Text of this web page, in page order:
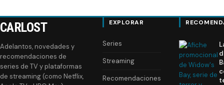
CARLOST
Adelantos, novedades y
recomendaciones de
series de TV y plataformas
de streaming (como Netflix,
EXPLORAR
Series
Streaming
Recomendaciones